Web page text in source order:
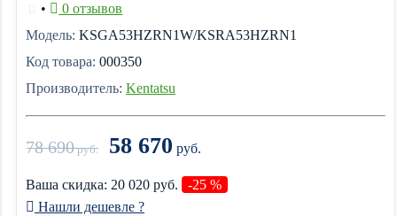
•
0 отзывов
Модель: KSGA53HZRN1W/KSRA53HZRN1
Код товара: 000350
Производитель: Kentatsu
78 690руб. 58 670 руб.
Ваша cкидка: 20 020 руб.
-25 %
Нашли дешевле ?